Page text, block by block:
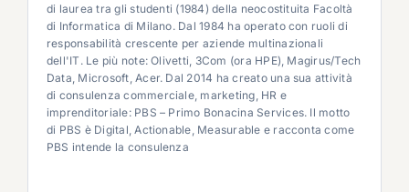
di laurea tra gli studenti (1984) della neocostituita Facoltà
di Informatica di Milano. Dal 1984 ha operato con ruoli di
responsabilità crescente per aziende multinazionali
dell'IT. Le più note: Olivetti, 3Com (ora HPE), Magirus/Tech
Data, Microsoft, Acer. Dal 2014 ha creato una sua attività
di consulenza commerciale, marketing, HR e
imprenditoriale: PBS – Primo Bonacina Services. Il motto
di PBS è Digital, Actionable, Measurable e racconta come
PBS intende la consulenza